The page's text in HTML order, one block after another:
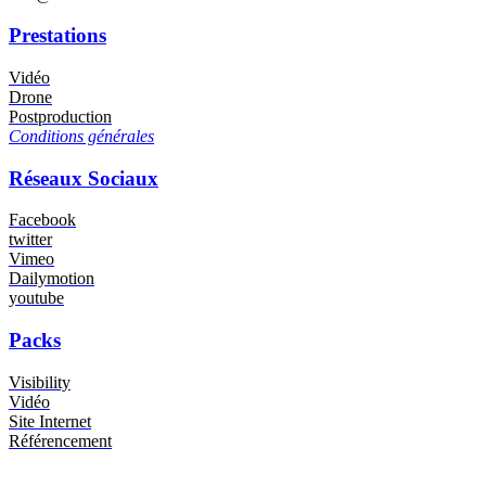
Prestations
Vidéo
Drone
Postproduction
Conditions générales
Réseaux Sociaux
Facebook
twitter
Vimeo
Dailymotion
youtube
Packs
Visibility
Vidéo
Site Internet
Référencement